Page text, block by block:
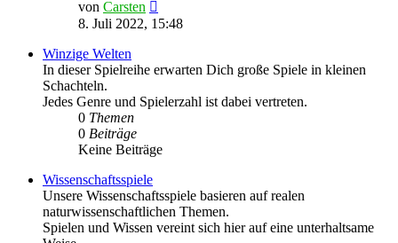
von Carsten
Beitrag
8. Juli 2022, 15:48
Winzige Welten
In dieser Spielreihe erwarten Dich große Spiele in kleinen
Schachteln.
Jedes Genre und Spielerzahl ist dabei vertreten.
0 Themen
0 Beiträge
Keine Beiträge
Wissenschaftsspiele
Unsere Wissenschaftsspiele basieren auf realen
naturwissenschaftlichen Themen.
Spielen und Wissen vereint sich hier auf eine unterhaltsame